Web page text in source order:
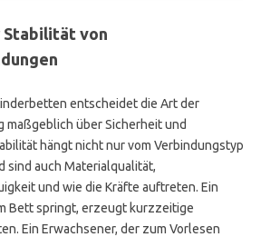
Stabilität von
entscheidet die Art der
maßgeblich über Sicherheit und
hängt nicht nur vom Verbindungstyp
sind auch Materialqualität,
und wie die Kräfte auftreten. Ein
Bett springt, erzeugt kurzzeitige
Ein Erwachsener, der zum Vorlesen